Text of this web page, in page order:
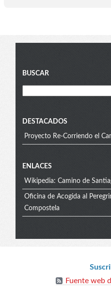
Blog
menu
BUSCAR
DESTACADOS
Proyecto Re-Corriendo el
Extra
menu
ENLACES
Wikipedia: Camino de
Oficina de Acogida al
Compostela
BlogFuente web